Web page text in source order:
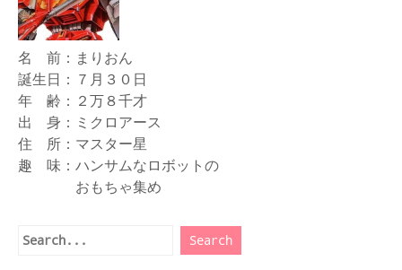
名 前：まりおん
誕生日：７月３０日
年 齢：２万８千才
出 身：ミクロアース
住 所：マスター星
趣 味：ハンサムなロボットの
おもちゃ集め